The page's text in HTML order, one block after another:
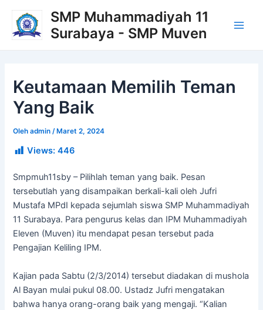
konten
SMP Muhammadiyah 11
Surabaya - SMP Muven
Keutamaan Memilih Teman
Yang Baik
Olehadmin/ Maret 2, 2024
Views: 446
Smpmuh11sby – Pilihlah teman yang baik. Pesan
tersebutlah yang disampaikan berkali-kali oleh Jufri
Mustafa MPdI kepada sejumlah siswa SMP Muhammadiyah
11 Surabaya. Para pengurus kelas dan IPM Muhammadiyah
Eleven (Muven) itu mendapat pesan tersebut pada
Pengajian Keliling IPM.
Kajian pada Sabtu (2/3/2014) tersebut diadakan di mushola
Al Bayan mulai pukul 08.00. Ustadz Jufri mengatakan
bahwa hanya orang-orang baik yang mengaji. “Kalian
navigation